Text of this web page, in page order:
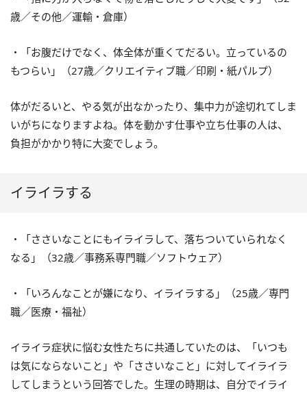
歳／その他／運輸・倉庫）
・「お腹だけでなく、体全体が重くてだるい。立っているの
もつらい」（27歳／クリエイティブ職／印刷・紙パルプ）
体がだるいと、やる気が出なかったり、集中力が途切れてしま
いがちになりますよね。体を動かす仕事や立ち仕事の人は、
負担がかかり特に大変でしょう。
イライラする
・「ささいなことにもイライラして、落ちついていられなく
なる」（32歳／事務系専門職／ソフトウェア）
・「いろんなことが嫌になり、イライラする」（25歳／専門
職／医療・福祉）
イライラ症状に悩む女性たちに共通していたのは、「いつも
は気にならないこと」や「ささいなこと」に対してイライラ
してしまうという回答でした。生理の時期は、自分でイライ